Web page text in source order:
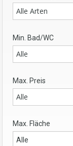
Alle Arten
Min. Bad/WC
Alle
Max. Preis
Alle
Max. Fläche